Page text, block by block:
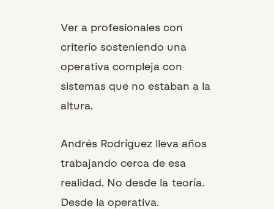
Ver a profesionales con
criterio sosteniendo una
operativa compleja con
sistemas que no estaban a la
altura.
Andrés Rodríguez lleva años
trabajando cerca de esa
realidad. No desde la teoría.
Desde la operativa.